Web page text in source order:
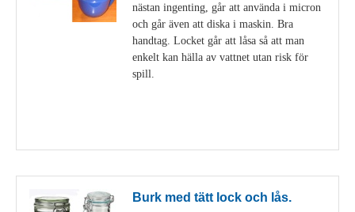
nästan ingenting, går att använda i micron
och går även att diska i maskin. Bra
handtag. Locket går att låsa så att man
enkelt kan hälla av vattnet utan risk för
spill.
Burk med tätt lock och lås.